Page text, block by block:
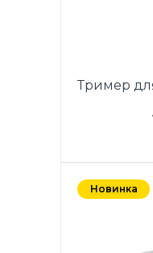
Тример
Новинка